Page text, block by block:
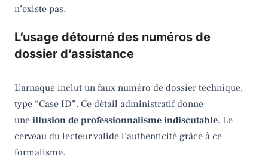
n’existe pas.
L’usage détourné des numéros de
dossier d’assistance
L’arnaque inclut un faux numéro de dossier technique,
type “Case ID”. Ce détail administratif donne
une illusion de professionnalisme indiscutable. Le
cerveau du lecteur valide l’authenticité grâce à ce
formalisme.